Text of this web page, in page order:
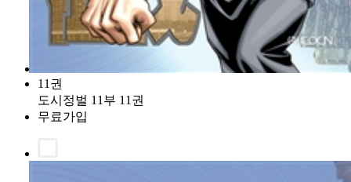
11권
도시정벌 11부 11권
무료가입